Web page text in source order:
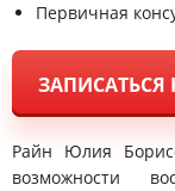
Первичная
ЗАПИСАТЬСЯ
Райн Юлия
возможности